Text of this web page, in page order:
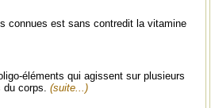
connues est sans contredit la vitamine
éléments qui agissent sur plusieurs
du corps. (suite...)